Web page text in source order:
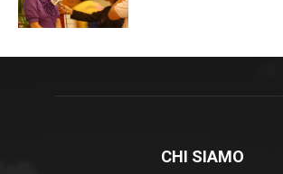
CHI SIAMO